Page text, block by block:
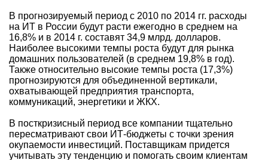
В прогнозируемый период с 2010 по 2014 гг. расходы
на ИТ в России будут расти ежегодно в среднем на
16,8% и в 2014 г. составят 34,9 млрд. долларов.
Наиболее высокими темпы роста будут для рынка
домашних пользователей (в среднем 19,8% в год).
Также относительно высокие темпы роста (17,3%)
прогнозируются для объединенной вертикали,
охватывающей предприятия транспорта,
коммуникаций, энергетики и ЖКХ.
В посткризисный период все компании тщательно
пересматривают свои ИТ-бюджеты с точки зрения
окупаемости инвестиций. Поставщикам придется
учитывать эту тенденцию и помогать своим клиентам